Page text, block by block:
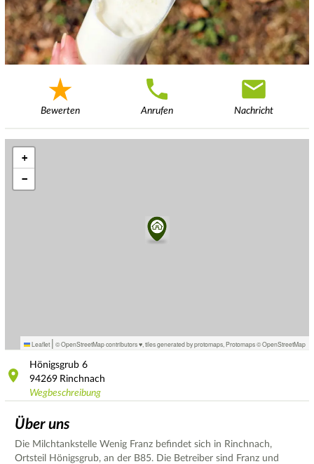
Bewerten Anrufen Nachricht
+
−
Leaflet | © OpenStreetMap contributors ♥, tiles generated by protomaps Protomaps©OpenStreetMap
Hönigsgrub 6
94269 Rinchnach
Wegbeschreibung
Über uns
Die Milchtankstelle Wenig Franz befindet sich in Rinchnach,
Ortsteil Hönigsgrub, an der B85. Die Betreiber sind Franz und